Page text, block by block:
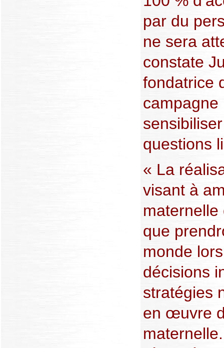
par du
ne sera
constate
fondatrice
campagne
questions
« La
visant à
que
monde
décisions
stratégies
en œuvre